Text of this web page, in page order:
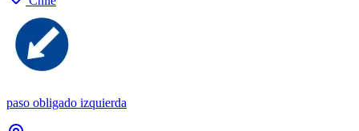
paso obligado izquierda